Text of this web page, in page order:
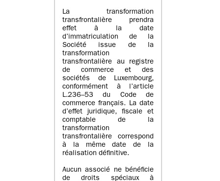
La transformation
transfrontalière prendra
effet à la date
d’immatriculation de la
Société issue de la
transformation
transfrontalière au registre
de commerce et des
sociétés de Luxembourg,
conformément à l’article
L.236–53 du Code de
commerce français. La date
d’effet juridique, fiscale et
comptable de la
transformation
transfrontalière correspond
à la même date de la
réalisation définitive.
Aucun associé ne bénéficie
de droits spéciaux à